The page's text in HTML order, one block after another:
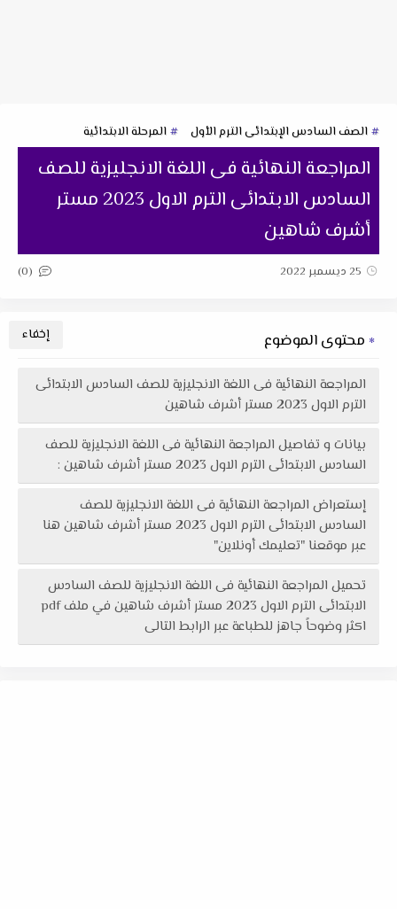
الصف السادس الإبتدائى الترم الأول المرحلة الابتدائية
المراجعة النهائية فى اللغة الانجليزية للصف
السادس الابتدائى الترم الاول 2023 مستر
أشرف شاهين
25 ديسمبر 2022 (0)
محتوى الموضوع
المراجعة النهائية فى اللغة الانجليزية للصف السادس الابتدائى
الترم الاول 2023 مستر أشرف شاهين
بيانات و تفاصيل المراجعة النهائية فى اللغة الانجليزية للصف
السادس الابتدائى الترم الاول 2023 مستر أشرف شاهين :
إستعراض المراجعة النهائية فى اللغة الانجليزية للصف
السادس الابتدائى الترم الاول 2023 مستر أشرف شاهين هنا
عبر موقعنا "تعليمك أونلاين"
تحميل المراجعة النهائية فى اللغة الانجليزية للصف السادس
الابتدائى الترم الاول 2023 مستر أشرف شاهين في ملف pdf
اكثر وضوحاً جاهز للطباعة عبر الرابط التالى